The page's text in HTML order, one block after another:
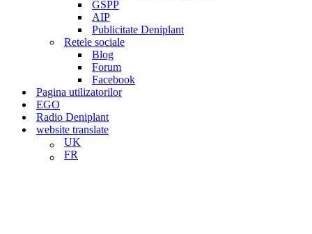
GSPP
AIP
Publicitate Deniplant
Retele sociale
Blog
Forum
Facebook
Pagina utilizatorilor
EGO
Radio Deniplant
website translate
UK
FR